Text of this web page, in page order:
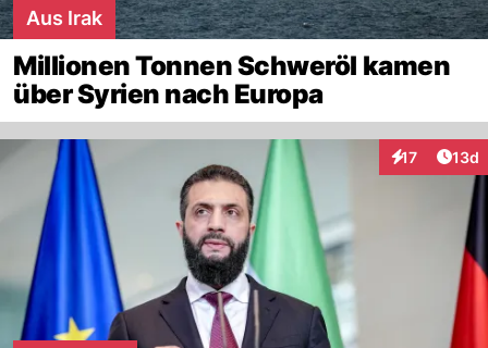
Aus Irak
Millionen Tonnen Schweröl kamen
über Syrien nach Europa
17
Interaktionen
13d